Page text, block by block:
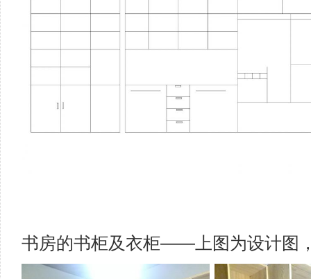
书房的书柜及衣柜——上图为设计图